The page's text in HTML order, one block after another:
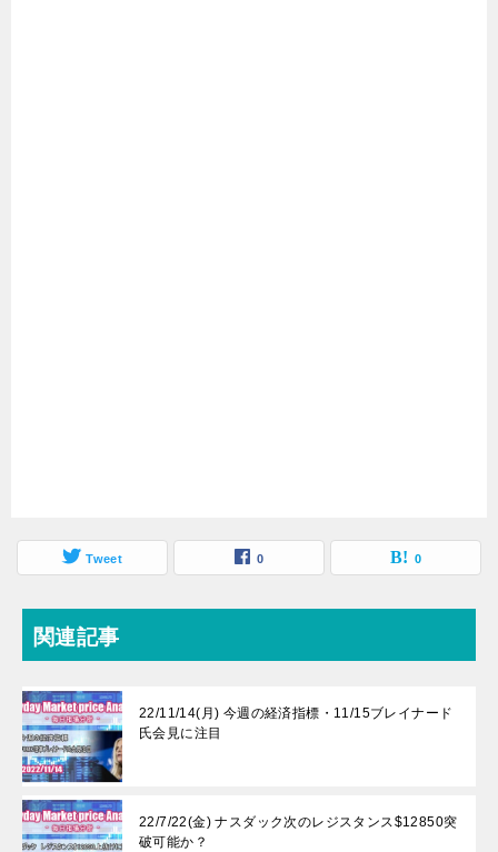
Tweet 0 0
関連記事
22/11/14(月) 今週の経済指標・11/15ブレイナード
氏会見に注目
22/7/22(金) ナスダック次のレジスタンス$12850突
破可能か？